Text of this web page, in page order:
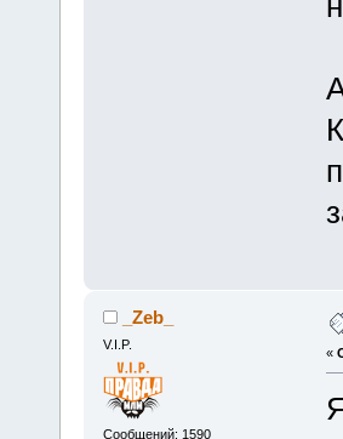
_Zeb_
V.I.P.
Сообщений: 1590
«